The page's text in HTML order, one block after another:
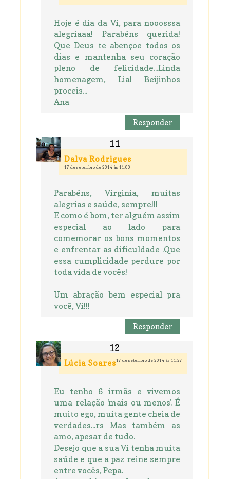
Hoje é dia da Vi, para nooosssa
alegriaaa! Parabéns querida!
Que Deus te abençoe todos os
dias e mantenha seu coração
pleno de felicidade...Linda
homenagem, Lia! Beijinhos
proceis...
Ana
Responder
Dalva Rodrigues
17 de setembro de 2014 às 11:00
Parabéns, Virginia, muitas
alegrias e saúde, sempre!!!
E como é bom, ter alguém assim
especial ao lado para
comemorar os bons momentos
e enfrentar as dificuldade .Que
essa cumplicidade perdure por
toda vida de vocês!
Um abração bem especial pra
você, Vi!!!
Responder
Lúcia Soares 17 de setembro de 2014 às 11:27
Eu tenho 6 irmãs e vivemos
uma relação 'mais ou menos'. É
muito ego, muita gente cheia de
verdades...rs Mas também as
amo, apesar de tudo.
Desejo que a sua Vi tenha muita
saúde e que a paz reine sempre
entre vocês, Pepa.